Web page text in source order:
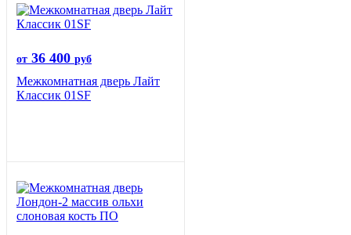
от 36 400 руб
Межкомнатная дверь Лайт
Классик 01SF